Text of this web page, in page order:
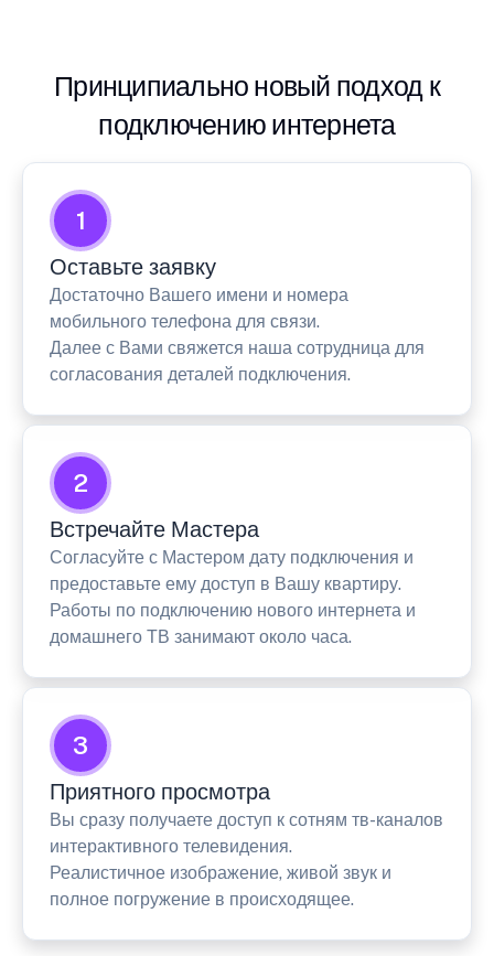
Принципиально новый подход к
подключению интернета
1
Оставьте заявку
Достаточно Вашего имени и номера
мобильного телефона для связи.
Далее с Вами свяжется наша сотрудница для
согласования деталей подключения.
2
Встречайте Мастера
Согласуйте с Мастером дату подключения и
предоставьте ему доступ в Вашу квартиру.
Работы по подключению нового интернета и
домашнего ТВ занимают около часа.
3
Приятного просмотра
Вы сразу получаете доступ к сотням тв-каналов
интерактивного телевидения.
Реалистичное изображение, живой звук и
полное погружение в происходящее.